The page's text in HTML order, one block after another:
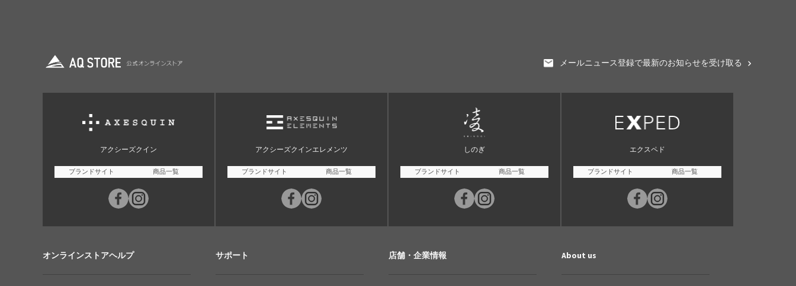
メールニュース登録で最新のお知らせを受け取る
アクシーズクイン
ブランドサイト 商品一覧
アクシーズクインエレメンツ
ブランドサイト 商品一覧
しのぎ
ブランドサイト 商品一覧
エクスペド
ブランドサイト 商品一覧
オンラインストアヘルプ サポート 店舗・企業情報 About us